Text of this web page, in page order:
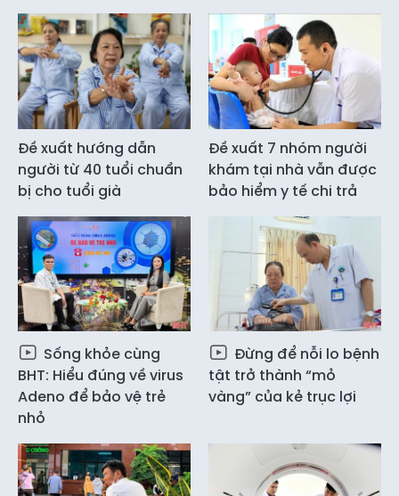
Đề xuất hướng dẫn
người từ 40 tuổi chuẩn
bị cho tuổi già
Đề xuất 7 nhóm người
khám tại nhà vẫn được
bảo hiểm y tế chi trả
Sống khỏe cùng
BHT: Hiểu đúng về virus
Adeno để bảo vệ trẻ
nhỏ
Đừng để nỗi lo bệnh
tật trở thành “mỏ
vàng” của kẻ trục lợi